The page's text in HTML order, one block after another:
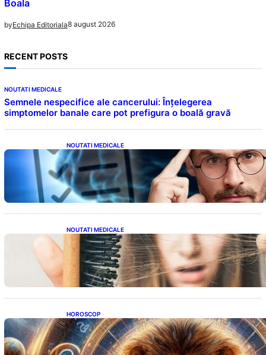
Boala
byEchipa Editoriala8 august 2026
RECENT POSTS
NOUTATI MEDICALE
Semnele nespecifice ale cancerului: Înțelegerea
simptomelor banale care pot prefigura o boală gravă
NOUTATI MEDICALE
Inteligența dincolo de note: Semnele unui IQ
ridicat care nu țin de școală
NOUTATI MEDICALE
Semnele unei deficiențe de proteine:
Impactul asupra sănătății tale
HOROSCOP
Portalul Leului 8/8: Oportunități de
Abundență pentru Cinci Zodii în 2026